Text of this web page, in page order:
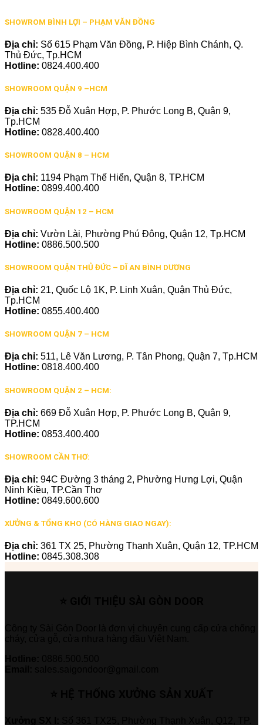
SHOWROM BÌNH LỢI – PHẠM VĂN ĐỒNG
Địa chỉ: Số 615 Phạm Văn Đồng, P. Hiệp Bình Chánh, Q.
Thủ Đức, Tp.HCM
Hotline: 0824.400.400
SHOWROOM QUẬN 9 –HCM
Địa chỉ: 535 Đỗ Xuân Hợp, P. Phước Long B, Quận 9,
Tp.HCM
Hotline: 0828.400.400
SHOWROOM QUẬN 8 – HCM
Địa chỉ: 1194 Phạm Thế Hiển, Quận 8, TP.HCM
Hotline: 0899.400.400
SHOWROOM QUẬN 12 – HCM
Địa chỉ: Vườn Lài, Phường Phú Đông, Quận 12, Tp.HCM
Hotline: 0886.500.500
SHOWROOM QUẬN THỦ ĐỨC – DĨ AN BÌNH DƯƠNG
Địa chỉ: 21, Quốc Lộ 1K, P. Linh Xuân, Quận Thủ Đức,
Tp.HCM
Hotline: 0855.400.400
SHOWROOM QUẬN 7 – HCM
Địa chỉ: 511, Lê Văn Lương, P. Tân Phong, Quận 7, Tp.HCM
Hotline: 0818.400.400
SHOWROOM QUẬN 2 – HCM:
Địa chỉ: 669 Đỗ Xuân Hợp, P. Phước Long B, Quận 9,
TP.HCM
Hotline: 0853.400.400
SHOWROOM CẦN THƠ:
Địa chỉ: 94C Đường 3 tháng 2, Phường Hưng Lợi, Quận
Ninh Kiều, TP.Cần Thơ
Hotline: 0849.600.600
XƯỞNG & TỔNG KHO (CÓ HÀNG GIAO NGAY):
Địa chỉ: 361 TX 25, Phường Thạnh Xuân, Quận 12, TP.HCM
Hotline: 0845.308.308